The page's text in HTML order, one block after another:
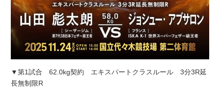
▼第1試合 62.0kg契約 エキスパートクラスルール 3分3R延
長無制限R